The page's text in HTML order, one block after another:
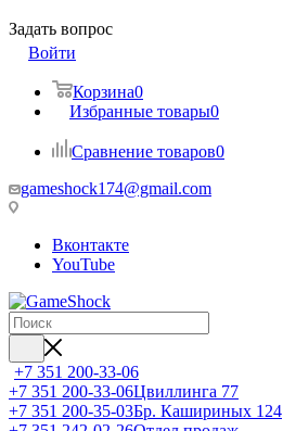
Задать вопрос
Войти
Корзина0
Избранные товары0
Сравнение товаров0
gameshock174@gmail.com
Вконтакте
YouTube
+7 351 200-33-06
+7 351 200-33-06Цвиллинга 77
+7 351 200-35-03Бр. Кашириных 124